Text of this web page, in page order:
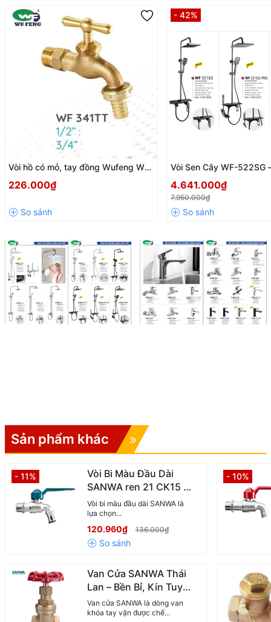
Vòi hồ có mỏ, tay đồng Wufeng WF-
226.000₫
- 42%
Vòi Sen Cây WF-522SG
Thiết Kế Hiện Đại, Bền
Thời Gian
4.641.000₫
7.950.000₫
Sản phẩm khác
- 11%
Vòi Bi Màu Đầu Dài
SANWA ren 21 CK15 –
Nhỏ Gọn, Bền Bỉ, Thẩm
Mỹ Cao
Vòi bi màu đầu dài SANWA là
lựa chọn...
120.960₫ 136.000₫
- 10%
Van Cửa SANWA Thái
Lan – Bền Bỉ, Kín Tuyệt
Đối, Chuẩn Áp Suất
200 PSI
Van cửa SANWA là dòng van
khóa tay vặn được chế...